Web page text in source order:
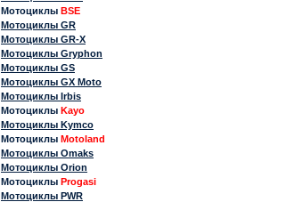
Мотоциклы BSE
Мотоциклы GR
Мотоциклы GR-X
Мотоциклы Gryphon
Мотоциклы GS
Мотоциклы GX Moto
Мотоциклы Irbis
Мотоциклы Kayo
Мотоциклы Kymco
Мотоциклы Motoland
Мотоциклы Omaks
Мотоциклы Orion
Мотоциклы Progasi
Мотоциклы PWR